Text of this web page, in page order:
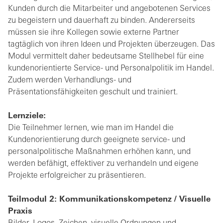
Kunden durch die Mitarbeiter und angebotenen Services
zu begeistern und dauerhaft zu binden. Andererseits
müssen sie ihre Kollegen sowie externe Partner
tagtäglich von ihren Ideen und Projekten überzeugen. Das
Modul vermittelt daher bedeutsame Stellhebel für eine
kundenorientierte Service- und Personalpolitik im Handel.
Zudem werden Verhandlungs- und
Präsentationsfähigkeiten geschult und trainiert.
Lernziele:
Die Teilnehmer lernen, wie man im Handel die
Kundenorientierung durch geeignete service- und
personalpolitische Maßnahmen erhöhen kann, und
werden befähigt, effektiver zu verhandeln und eigene
Projekte erfolgreicher zu präsentieren.
Teilmodul 2: Kommunikationskompetenz / Visuelle
Praxis